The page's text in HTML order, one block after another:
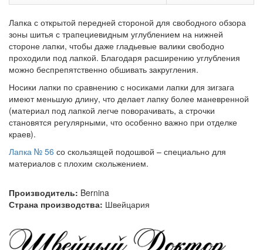
Лапка с открытой передней стороной для свободного обзора
зоны шитья с трапециевидным углублением на нижней
стороне лапки, чтобы даже гладьевые валики свободно
проходили под лапкой. Благодаря расширению углубления
можно беспрепятственно обшивать закругления.
Носики лапки по сравнению с носиками лапки для зигзага
имеют меньшую длину, что делает лапку более маневренной
(материал под лапкой легче поворачивать, а строчки
становятся регулярными, что особенно важно при отделке
краев).
Лапка № 56 со скользящей подошвой – специально для
материалов с плохим скольжением.
Производитель: Bernina
Страна производства: Швейцария